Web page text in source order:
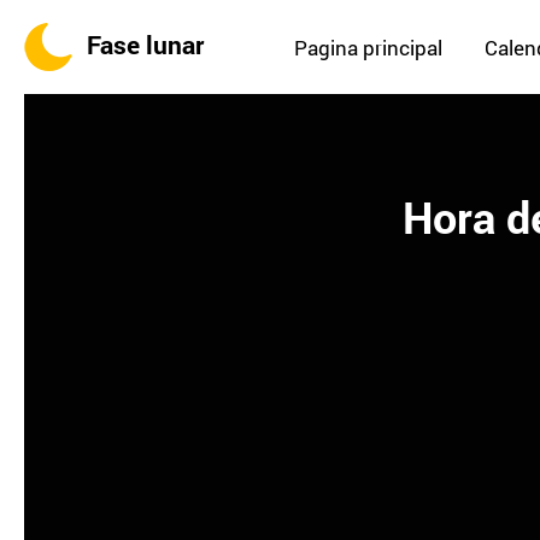
Fase lunar Pagina principal
Hora